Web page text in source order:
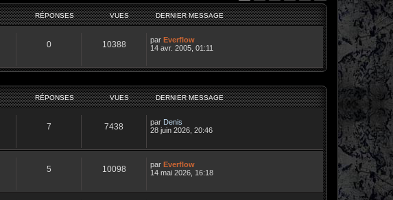
RÉPONSES VUES DERNIER MESSAGE
0 10388 par Everflow
14 avr. 2005, 01:11
RÉPONSES VUES DERNIER MESSAGE
7 7438 par Denis
28 juin 2026, 20:46
5 10098 par Everflow
14 mai 2026, 16:18